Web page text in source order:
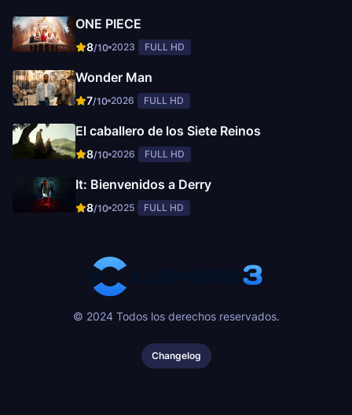
ONE PIECE
8/10 2023 FULL HD
Wonder Man
7/10 2026 FULL HD
El caballero de los Siete Reinos
8/10 2026 FULL HD
It: Bienvenidos a Derry
8/10 2025 FULL HD
© 2024 Todos los derechos reservados.
Changelog